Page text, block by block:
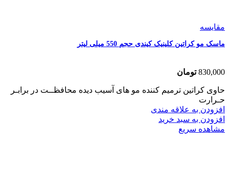
مقایسه
ماسک مو کراتین کلینیک کیندی حجم 550 میلی لیتر
830,000 تومان
حاوی کراتین ترمیم کننده مو های آسیب دیده محافظــت در برابـر
حـرارت
افزودن به علاقه مندی
افزودن به سبد خرید
مشاهده سریع